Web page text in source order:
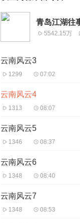
青岛江湖往
5542.15万
云南风云3
1299 07:02
云南风云4
1313 08:07
云南风云5
1346 08:37
云南风云6
1348 08:40
云南风云7
1348 08:53